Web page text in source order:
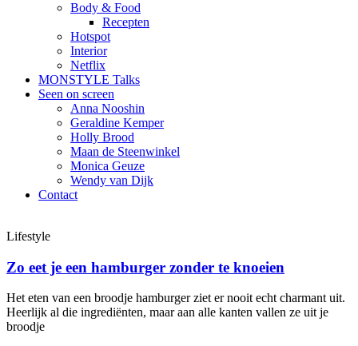
Body & Food
Recepten
Hotspot
Interior
Netflix
MONSTYLE Talks
Seen on screen
Anna Nooshin
Geraldine Kemper
Holly Brood
Maan de Steenwinkel
Monica Geuze
Wendy van Dijk
Contact
Lifestyle
Zo eet je een hamburger zonder te knoeien
Het eten van een broodje hamburger ziet er nooit echt charmant uit.
Heerlijk al die ingrediënten, maar aan alle kanten vallen ze uit je
broodje